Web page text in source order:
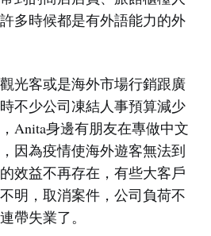
多時候都是有外語能力的外
光客或是海外市場行銷跟廣
不少公司凍結人事預算減少
Anita身邊有朋友在專做中文
因為疫情使海外遊客無法到
效益不再存在，有些大客戶
明，取消案件，公司負荷不
帶失業了。